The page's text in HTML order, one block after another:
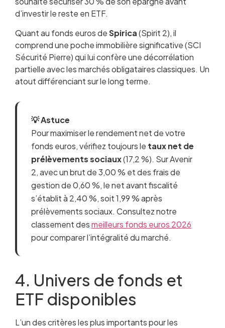
d’investir le reste en ETF.
Quant au fonds euros deSpirica(Spirit 2), il
comprend une poche immobilière significative (SCI
Sécurité Pierre) qui lui confère une décorrélation
partielle avec les marchés obligataires classiques. Un
atout différenciant sur le long terme.
💡 Astuce
Pour maximiser le rendement net de votre
fonds euros, vérifiez toujours le taux net de
prélèvements sociaux(17,2 %). Sur Avenir
2, avec un brut de 3,00 % et des frais de
gestion de 0,60 %, le net avant fiscalité
s’établit à 2,40 %, soit 1,99 % après
prélèvements sociaux. Consultez notre
classement desmeilleurs fonds euros 2026
pour comparer l’intégralité du marché.
4. Univers de fonds et
ETF disponibles
L’un des critères les plus importants pour les